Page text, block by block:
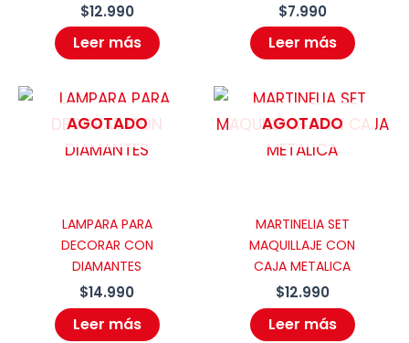
$12.990
Leer más
$7.990
Leer más
AGOTADO
LAMPARA PARA
DECORAR CON
DIAMANTES
$14.990
Leer más
AGOTADO
MARTINELIA SET
MAQUILLAJE CON
CAJA METALICA
$12.990
Leer más